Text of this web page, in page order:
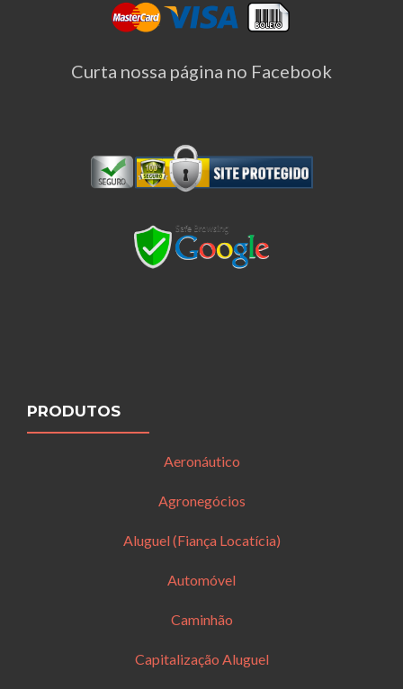
Curta nossa página no Facebook
PRODUTOS
Aeronáutico
Agronegócios
Aluguel (Fiança Locatícia)
Automóvel
Caminhão
Capitalização Aluguel